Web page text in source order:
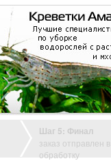
Шаг 5: Финал
заказ отправлен в
обработку